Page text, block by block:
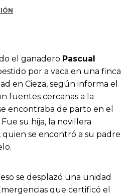
el ganadero Pascual
por a vaca en una finca
en Cieza, según informa el
fuentes cercanas a la
encontraba de parto en el
su hija, la novillera
, quien se encontró a su padre
se desplazó una unidad
que certificó el